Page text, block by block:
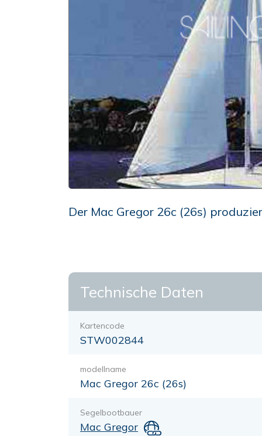
Der Mac Gregor 26c (26s)
Technische Daten
Kartencode
STW002844
modellname
Mac Gregor 26c (26s)
Segelbootbauer
Mac Gregor